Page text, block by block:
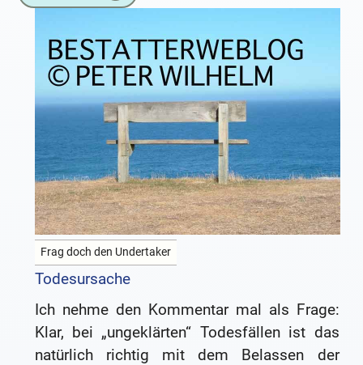
Frag doch den Undertaker
Todesursache
Ich nehme den Kommentar mal als Frage:
Klar, bei „ungeklärten“ Todesfällen ist das
natürlich richtig mit dem Belassen der